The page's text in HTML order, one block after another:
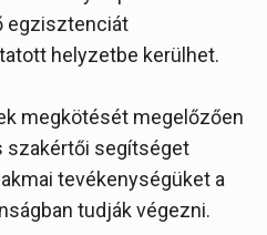
egzisztenciát
helyzetbe kerülhet.
megkötését megelőzően
szakértői segítséget
tevékenységüket a
tudják végezni.